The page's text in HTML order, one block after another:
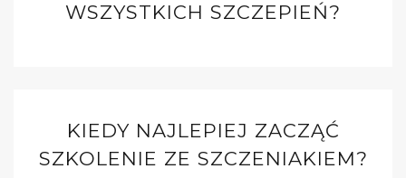
WSZYSTKICH SZCZEPIEŃ?
KIEDY NAJLEPIEJ ZACZĄĆ
SZKOLENIE ZE SZCZENIAKIEM?